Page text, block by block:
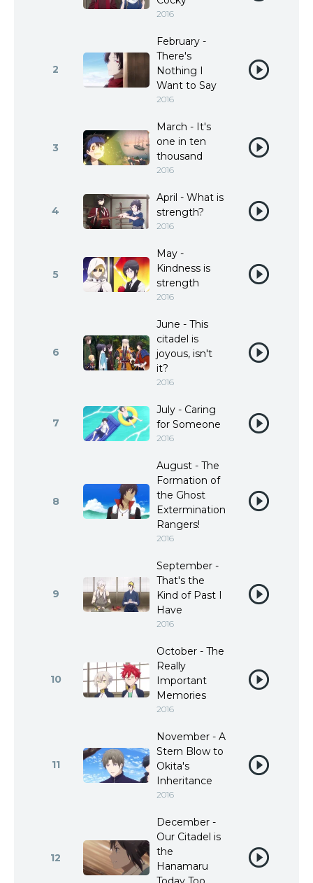
2016
2
February -
There's
Nothing I
Want to Say
2016
3
March - It's
one in ten
thousand
2016
4
April - What is
strength?
2016
5
May -
Kindness is
strength
2016
6
June - This
citadel is
joyous, isn't
it?
2016
7
July - Caring
for Someone
2016
8
August - The
Formation of
the Ghost
Extermination
Rangers!
2016
9
September -
That's the
Kind of Past I
Have
2016
10
October - The
Really
Important
Memories
2016
11
November - A
Stern Blow to
Okita's
Inheritance
2016
12
December -
Our Citadel is
the
Hanamaru